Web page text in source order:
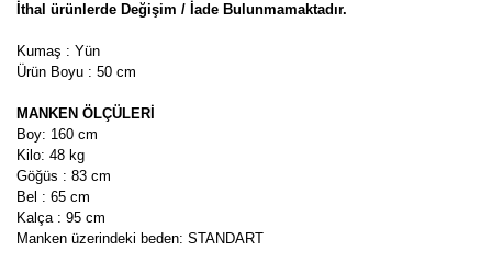
İthal ürünlerde Değişim / İade Bulunmamaktadır.
Kumaş : Yün
Ürün Boyu : 50 cm
MANKEN ÖLÇÜLERİ
Boy: 160 cm
Kilo: 48 kg
Göğüs : 83 cm
Bel : 65 cm
Kalça : 95 cm
Manken üzerindeki beden: STANDART